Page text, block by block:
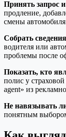
Принять запрос
продление,
смены
Собрать
водителя или
проблемы после
Показать, кто
полис у
agent» из
Не навязывать
понятным